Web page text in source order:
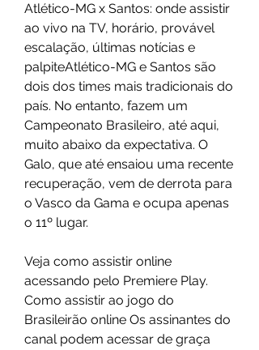
Atlético-MG x Santos: onde assistir
ao vivo na TV, horário, provável
escalação, últimas notícias e
palpiteAtlético-MG e Santos são
dois dos times mais tradicionais do
país. No entanto, fazem um
Campeonato Brasileiro, até aqui,
muito abaixo da expectativa. O
Galo, que até ensaiou uma recente
recuperação, vem de derrota para
o Vasco da Gama e ocupa apenas
o 11º lugar.
Veja como assistir online
acessando pelo Premiere Play.
Como assistir ao jogo do
Brasileirão online Os assinantes do
canal podem acessar de graça